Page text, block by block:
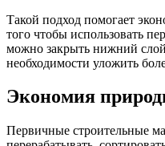
Такой подход помогает
того чтобы использовать
можно закрыть нижний
необходимости уложить
Экономия
Первичные строительные